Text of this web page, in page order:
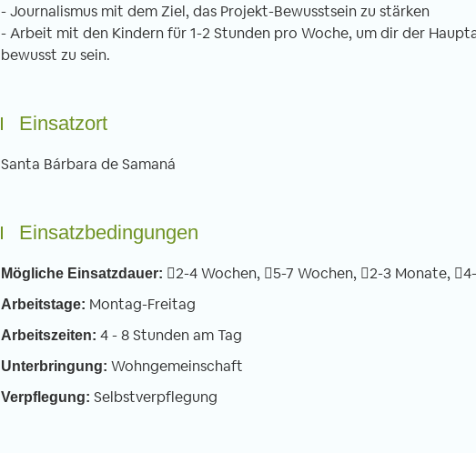
- Journalismus mit dem Ziel, das Projekt-Bewusstsein zu stärken
- Arbeit mit den Kindern für 1-2 Stunden pro Woche, um dir der
bewusst zu sein.
Einsatzort
Santa Bárbara de Samaná
Einsatzbedingungen
Mögliche Einsatzdauer: 2-4 Wochen, 5-7 Wochen, 2-3 Monate,
Arbeitstage: Montag-Freitag
Arbeitszeiten: 4 - 8 Stunden am Tag
Unterbringung: Wohngemeinschaft
Verpflegung: Selbstverpflegung